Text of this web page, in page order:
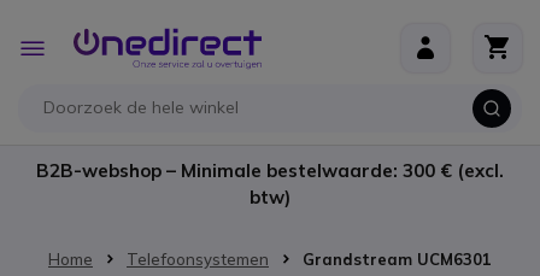
Toggle
Nav
B2B-webshop – Minimale bestelwaarde: 300 € (excl.
btw)
Home Telefoonsystemen Grandstream UCM6301